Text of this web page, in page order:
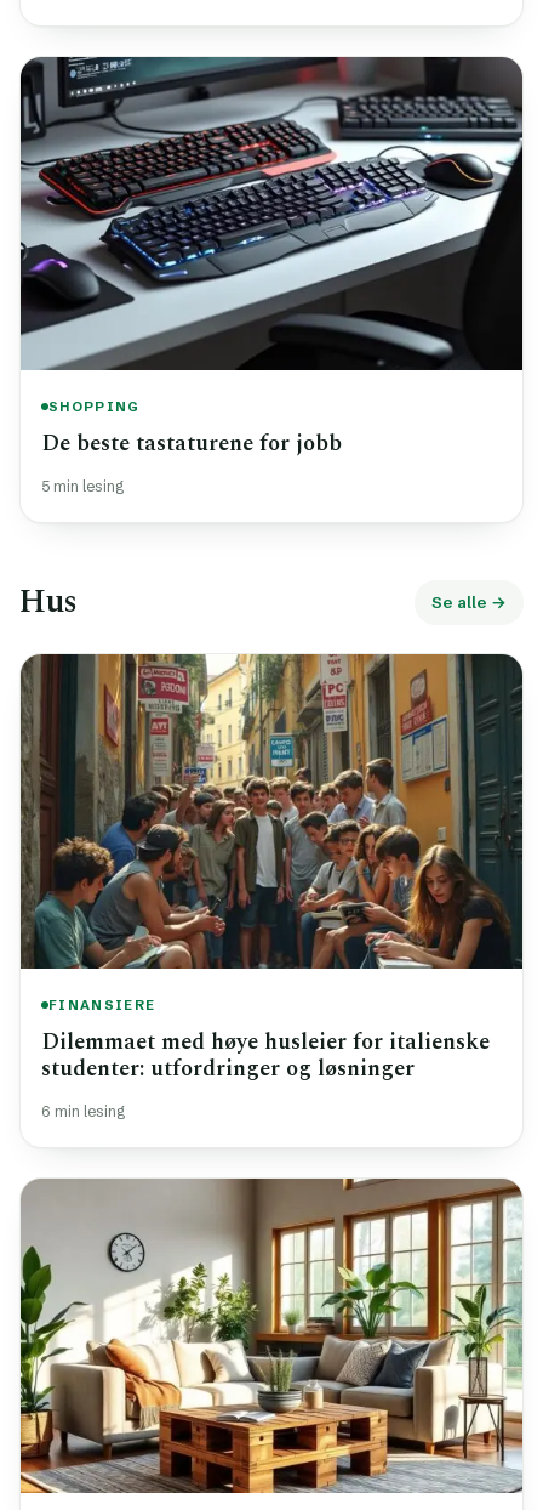
SHOPPING
De beste tastaturene for jobb
5 min lesing
Hus Se alle →
FINANSIERE
Dilemmaet med høye husleier for italienske
studenter: utfordringer og løsninger
6 min lesing